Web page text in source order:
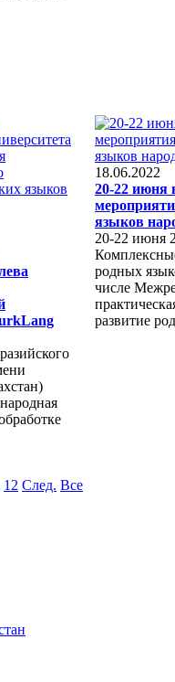
18.06.2022
20-22 июня
языков
20-22 июня
родных
числе
развитие
12 След. Все